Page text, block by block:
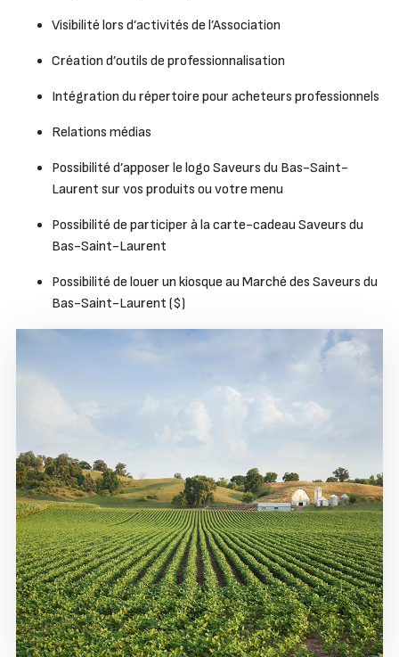
Visibilité lors d’activités de l’Association
Création d’outils de professionnalisation
Intégration du répertoire pour acheteurs professionnels
Relations médias
Possibilité d’apposer le logo Saveurs du Bas-Saint-
Laurent sur vos produits ou votre menu
Possibilité de participer à la carte-cadeau Saveurs du
Bas-Saint-Laurent
Possibilité de louer un kiosque au Marché des Saveurs du
Bas-Saint-Laurent ($)